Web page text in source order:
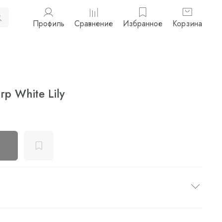
Профиль Сравнение Избранное Корзина
White Lily